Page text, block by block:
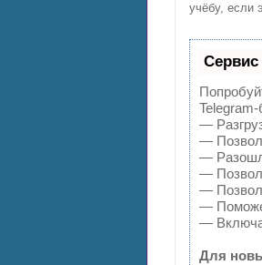
учёбу, если
Сервис
Telegram-
—
—
—
—
—
—
—
Для